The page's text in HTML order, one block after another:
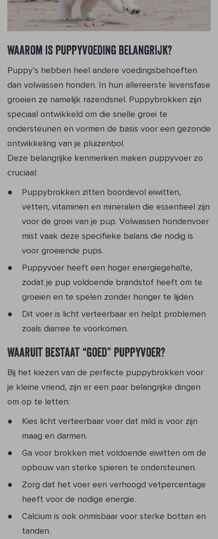
Waarom is puppyvoeding belangrijk?
Puppy's hebben heel andere voedingsbehoeften
dan volwassen honden. In hun allereerste levensfase
groeien ze namelijk razendsnel. Puppybrokken zijn
speciaal ontwikkeld om die snelle groei te
ondersteunen en vormen de basis voor een gezonde
ontwikkeling van je pluizenbol.
Deze belangrijke kenmerken maken puppyvoer zo
cruciaal:
Puppybrokken zitten boordevol eiwitten,
vetten, vitaminen en mineralen die essentieel zijn
voor de groei van je pup. Volwassen hondenvoer
mist vaak deze specifieke balans die nodig is
voor groeiende pups.
Puppyvoer heeft een hoger energiegehalte,
zodat je pup voldoende brandstof heeft om te
groeien en te spelen zonder honger te lijden.
Dit voer is licht verteerbaar en helpt problemen
zoals diarree te voorkomen.
Waaruit bestaat “goed” puppyvoer?
Bij het kiezen van de perfecte puppybrokken voor
je kleine vriend, zijn er een paar belangrijke dingen
om op te letten:
Kies licht verteerbaar voer dat mild is voor zijn
maag en darmen.
Ga voor brokken met voldoende eiwitten om de
opbouw van sterke spieren te ondersteunen.
Zorg dat het voer een verhoogd vetpercentage
heeft voor de nodige energie.
Calcium is ook onmisbaar voor sterke botten en
tanden.